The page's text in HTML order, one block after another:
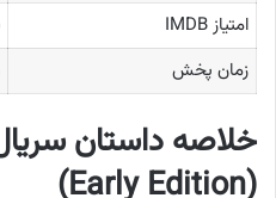
امتیاز IMDB
زمان پخش
خلاصه داستان سریال
(Early Edition)